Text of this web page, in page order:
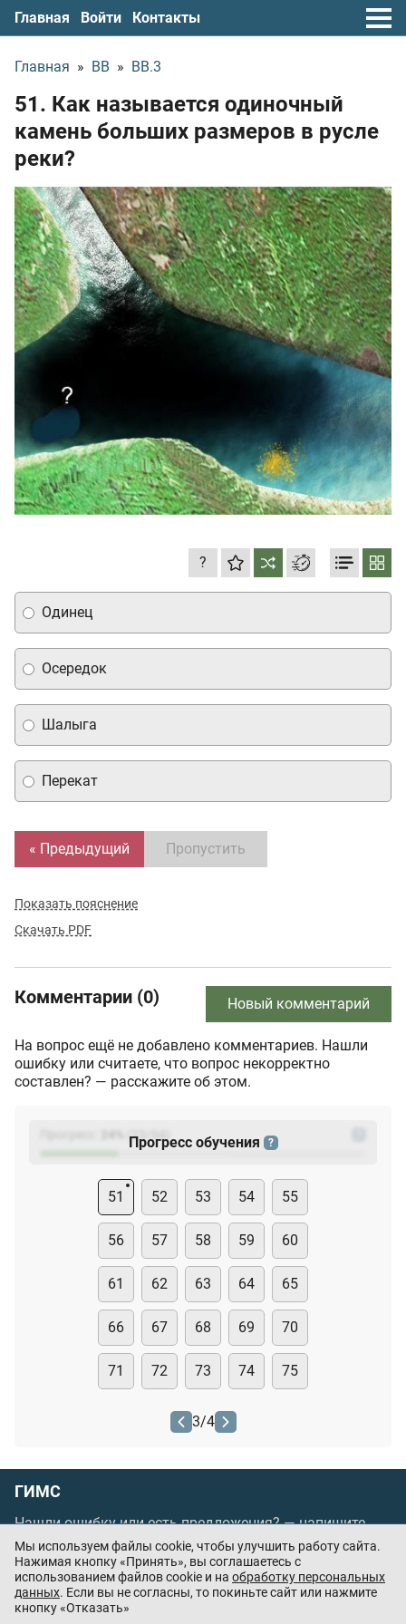
Главная Войти Контакты
Главная » ВВ » ВВ.3
51. Как называется одиночный
камень больших размеров в русле
реки?
?
Шалыга
Осередок
Перекат
Одинец
« Предыдущий Пропустить
Показать пояснение
Скачать PDF
Комментарии (0) Новый комментарий
На вопрос ещё не добавлено комментариев. Нашли
ошибку или считаете, что вопрос некорректно
составлен? — расскажите об этом.
(23
Прогресс обучения ?
51 52 53 54 55
56 57 58 59 60
61 62 63 64 65
66 67 68 69 70
71 72 73 74 75
3/4
ГИМС
Нашли ошибку или есть предложения? —напишите
нам
Порядок проведения оплаты по банковским
картам/Цены/Оферта
Приложения партнёров:
Мы используем файлы cookie, чтобы улучшить работу сайта.
Нажимая кнопку «Принять», вы соглашаетесь с
использованием файлов cookie и на обработку персональных
данных. Если вы не согласны, то покиньте сайт или нажмите
кнопку «Отказать»